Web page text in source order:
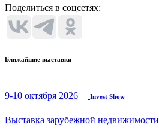
Поделиться в соцсетях:
Ближайшие выставки
9-10 октября 2026 Invest Show
Выставка зарубежной недвижимости